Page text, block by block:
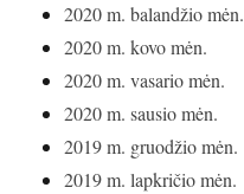
2020 m. balandžio mėn.
2020 m. kovo mėn.
2020 m. vasario mėn.
2020 m. sausio mėn.
2019 m. gruodžio mėn.
2019 m. lapkričio mėn.